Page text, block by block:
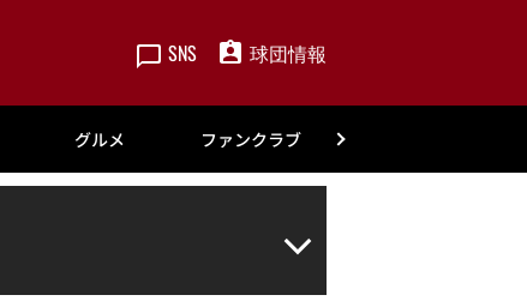
SNS 球団情報
グルメ ファンクラブ